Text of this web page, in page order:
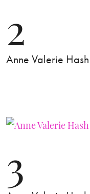
2
Anne Valerie Hash
3